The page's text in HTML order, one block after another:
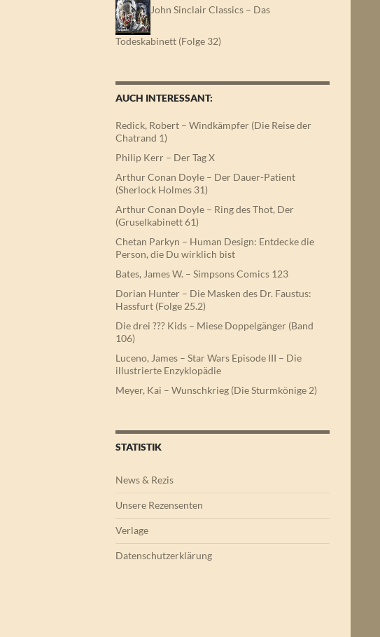
John Sinclair Classics – Das
Todeskabinett (Folge 32)
AUCH INTERESSANT:
Redick, Robert – Windkämpfer (Die Reise der
Chatrand 1)
Philip Kerr – Der Tag X
Arthur Conan Doyle – Der Dauer-Patient
(Sherlock Holmes 31)
Arthur Conan Doyle – Ring des Thot, Der
(Gruselkabinett 61)
Chetan Parkyn – Human Design: Entdecke die
Person, die Du wirklich bist
Bates, James W. – Simpsons Comics 123
Dorian Hunter – Die Masken des Dr. Faustus:
Hassfurt (Folge 25.2)
Die drei ??? Kids – Miese Doppelgänger (Band
106)
Luceno, James – Star Wars Episode III – Die
illustrierte Enzyklopädie
Meyer, Kai – Wunschkrieg (Die Sturmkönige 2)
STATISTIK
News & Rezis
Unsere Rezensenten
Verlage
Datenschutzerklärung